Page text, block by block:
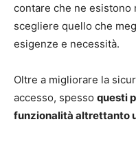
contare che ne
scegliere quello che
esigenze e necessità.
Oltre a migliorare la
accesso, spesso questi
funzionalità altrettanto